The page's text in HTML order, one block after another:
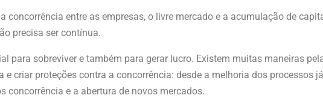
a concorrência entre as empresas, o livre mercado e a acumulação de
precisa ser contínua.
para sobreviver e também para gerar lucro. Existem muitas maneiras
e criar proteções contra a concorrência: desde a melhoria dos processos
concorrência e a abertura de novos mercados.